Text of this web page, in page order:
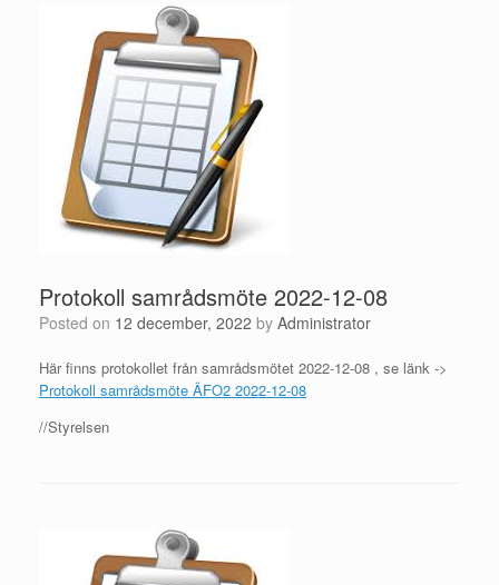
Protokoll samrådsmöte 2022-12-08
Posted on 12 december, 2022 by Administrator
Här finns protokollet från samrådsmötet 2022-12-08 , se länk ->
Protokoll samrådsmöte ÄFO2 2022-12-08
//Styrelsen